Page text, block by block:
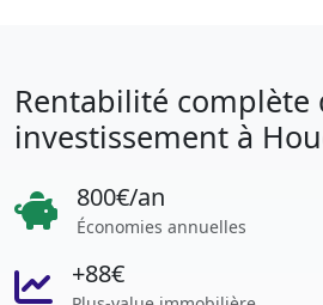
Rentabilité complète
investissement à
800€/an
Économies annuelles
+88€